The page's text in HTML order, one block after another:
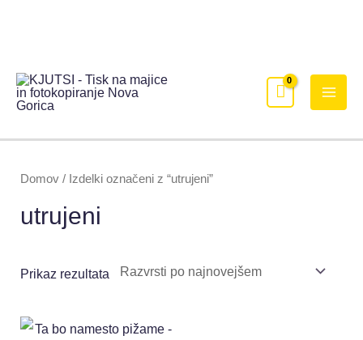
Domov / Izdelki označeni z “utrujeni”
utrujeni
Prikaz rezultata